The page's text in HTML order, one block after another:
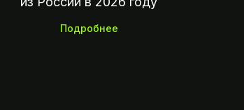
Подробнее